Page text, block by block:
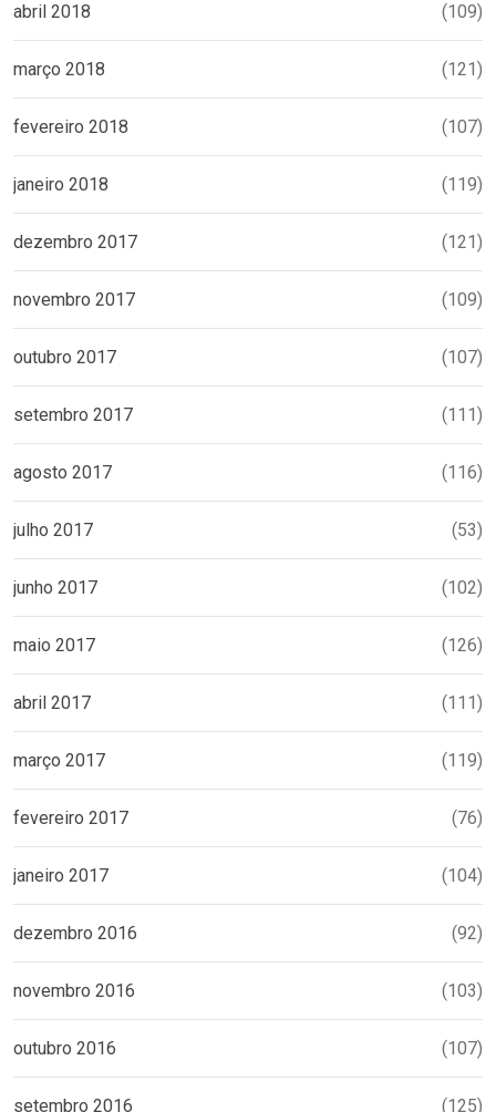
abril 2018 (109)
março 2018 (121)
fevereiro 2018 (107)
janeiro 2018 (119)
dezembro 2017 (121)
novembro 2017 (109)
outubro 2017 (107)
setembro 2017 (111)
agosto 2017 (116)
julho 2017 (53)
junho 2017 (102)
maio 2017 (126)
abril 2017 (111)
março 2017 (119)
fevereiro 2017 (76)
janeiro 2017 (104)
dezembro 2016 (92)
novembro 2016 (103)
outubro 2016 (107)
setembro 2016 (125)